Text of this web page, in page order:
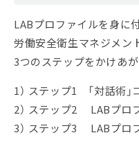
LABプロファイルを身に付
労働安全衛生マネジメン
3つのステップをかけあ
1） ステップ1 「対話術
2） ステップ2 LABプロ
3） ステップ3 LABプロ